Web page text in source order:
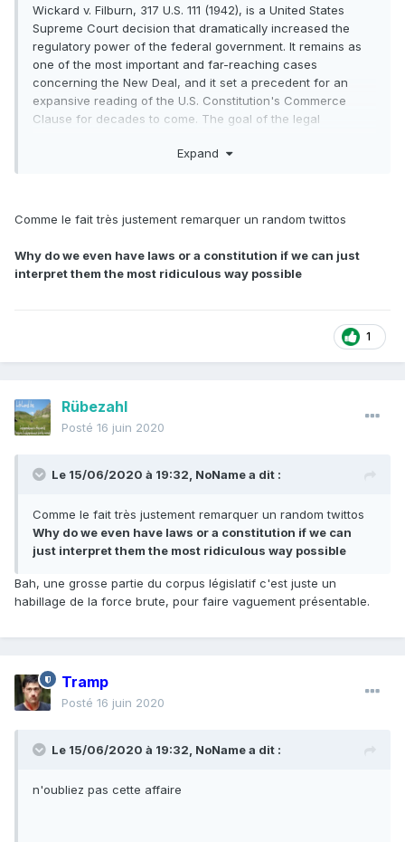
Wickard v. Filburn, 317 U.S. 111 (1942), is a United States
Supreme Court decision that dramatically increased the
regulatory power of the federal government. It remains as
one of the most important and far-reaching cases
concerning the New Deal, and it set a precedent for an
expansive reading of the U.S. Constitution's Commerce
Clause for decades to come. The goal of the legal
program by declaring it unconstitutional.
established limits on wheat production, based on the
supplies. Filburn grew more than was permitted and so was
ordered to pay a penalty. In response, he said that
(described in the Constitution as "Commerce... among the
: "Whether
purposes of deciding the question of federal power before
us.... But even if appellee's activity be local and though it
economic effect on interstate commerce and this
earlier time have been defined as 'direct' or 'indirect.'
The Supreme Court interpreted the Constitution's
Constitution, which permits the US Congress "to regulate
Commerce with foreign Nations, and among the several
market, which is traded nationally, is thus interstate,
and is therefore within the scope of the Commerce
affect interstate commerce itself, the cumulative actions of
substantial. Therefore the Court decided that the federal
Expand
Comme le fait très justement remarquer un random twittos
Why do we even have laws or a constitution if we can just
interpret them the most ridiculous way possible
1
Rübezahl
Posté 16 juin 2020
Le 15/06/2020 à 19:32, NoNamea dit :
Comme le fait très justement remarquer un random twittos
Why do we even have laws or a constitution if we can
just interpret them the most ridiculous way possible
Bah, une grosse partie du corpus législatif c'est juste un
habillage de la force brute, pour faire vaguement présentable.
Tramp
Posté 16 juin 2020
Le 15/06/2020 à 19:32, NoNamea dit :
n'oubliez pas cette affaire